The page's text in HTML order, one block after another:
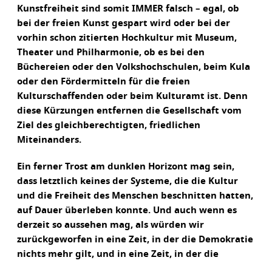
Kunstfreiheit sind somit IMMER falsch – egal, ob
bei der freien Kunst gespart wird oder bei der
vorhin schon zitierten Hochkultur mit Museum,
Theater und Philharmonie, ob es bei den
Büchereien oder den Volkshochschulen, beim Kula
oder den Fördermitteln für die freien
Kulturschaffenden oder beim Kulturamt ist. Denn
diese Kürzungen entfernen die Gesellschaft vom
Ziel des gleichberechtigten, friedlichen
Miteinanders.
Ein ferner Trost am dunklen Horizont mag sein,
dass letztlich keines der Systeme, die die Kultur
und die Freiheit des Menschen beschnitten hatten,
auf Dauer überleben konnte. Und auch wenn es
derzeit so aussehen mag, als würden wir
zurückgeworfen in eine Zeit, in der die Demokratie
nichts mehr gilt, und in eine Zeit, in der die